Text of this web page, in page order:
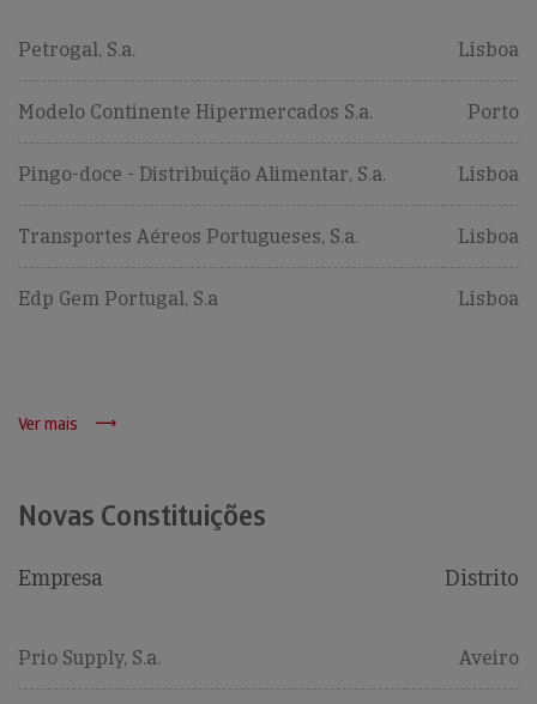
Petrogal, S.a. Lisboa
Modelo Continente Hipermercados S.a. Porto
Pingo-doce - Distribuição Alimentar, S.a. Lisboa
Transportes Aéreos Portugueses, S.a. Lisboa
Edp Gem Portugal, S.a Lisboa
Ver mais
Novas Constituições
Empresa Distrito
Prio Supply, S.a. Aveiro